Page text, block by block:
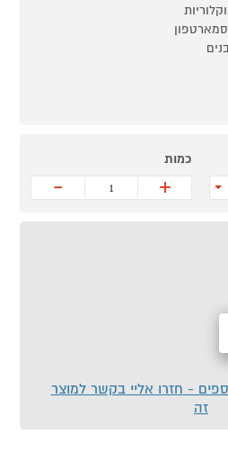
כמות
+
-
- חזרו אליי בקשר למוצר
זה